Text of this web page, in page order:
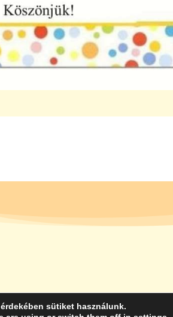
MINDEN JOG FENNTARTVA.
sütiket használunk.